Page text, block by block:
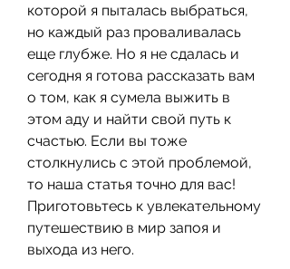
которой я пыталась выбраться,
но каждый раз проваливалась
еще глубже. Но я не сдалась и
сегодня я готова рассказать вам
о том, как я сумела выжить в
этом аду и найти свой путь к
счастью. Если вы тоже
столкнулись с этой проблемой,
то наша статья точно для вас!
Приготовьтесь к увлекательному
путешествию в мир запоя и
выхода из него.